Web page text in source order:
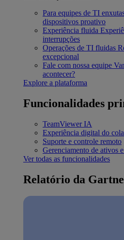
Para equipes de TI
dispositivos proativo
Experiência fluida
interrupções
Operações de TI fluidas
excepcional
Fale com nossa equipe
acontecer?
Explore a plataforma
Funcionalidades
TeamViewer IA
Experiência digital do
Suporte e controle remoto
Gerenciamento de ativos
Ver todas as funcionalidades
Relatório da